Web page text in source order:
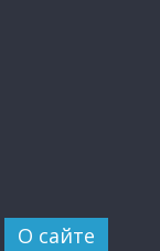
О сайте